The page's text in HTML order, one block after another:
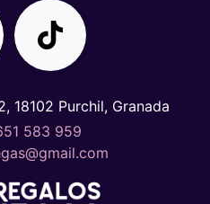
18102 Purchil, Granada
583 959